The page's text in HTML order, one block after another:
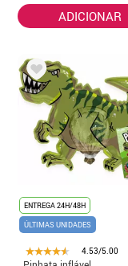
ADICIONAR
ENTREGA 24H/48H
ÚLTIMAS UNIDADES
4.53/5.00